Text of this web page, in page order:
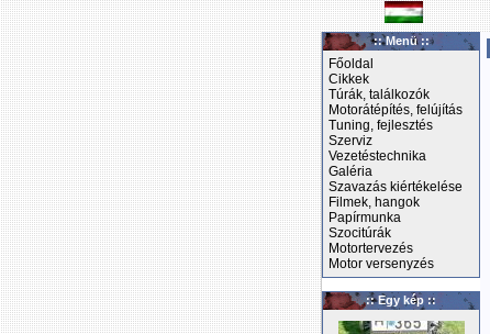
:: Menü ::
Főoldal
Cikkek
Túrák, találkozók
Motorátépítés, felújítás
Tuning, fejlesztés
Szerviz
Vezetéstechnika
Galéria
Szavazás kiértékelése
Filmek, hangok
Papírmunka
Szocitúrák
Motortervezés
Motor versenyzés
:: Egy kép ::